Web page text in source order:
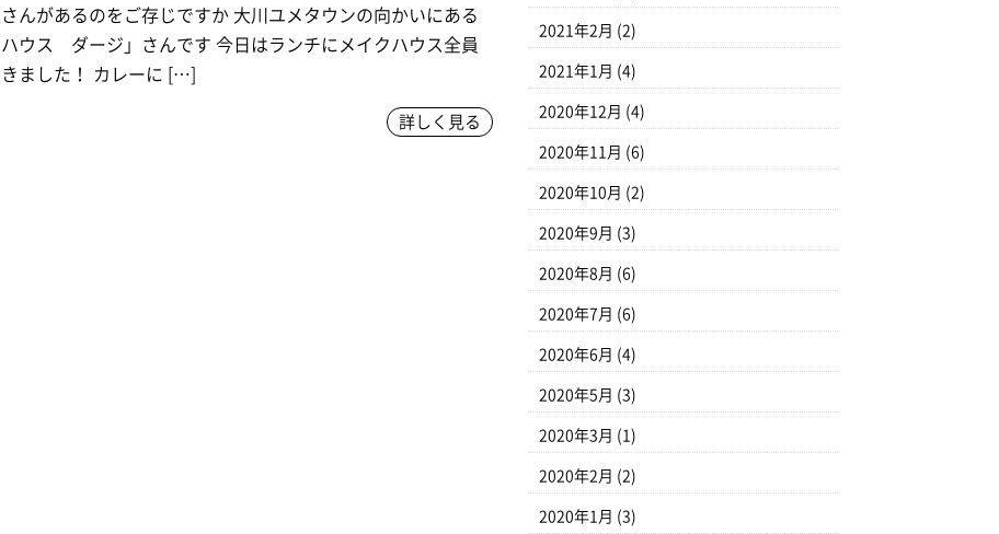
んがあるのをご存じですか 大川ユメタウンの向かいにある
ハウス ダージ」さんです 今日はランチにメイクハウス全員
ました！ カレーに […]
詳しく見る
2021年2月 (2)
2021年1月 (4)
2020年12月 (4)
2020年11月 (6)
2020年10月 (2)
2020年9月 (3)
2020年8月 (6)
2020年7月 (6)
2020年6月 (4)
2020年5月 (3)
2020年3月 (1)
2020年2月 (2)
2020年1月 (3)